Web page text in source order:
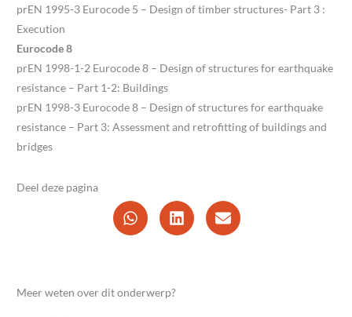
prEN 1995-3 Eurocode 5 – Design of timber structures- Part 3 :
Execution
Eurocode 8
prEN 1998-1-2 Eurocode 8 – Design of structures for earthquake
resistance – Part 1-2: Buildings
prEN 1998-3 Eurocode 8 – Design of structures for earthquake
resistance – Part 3: Assessment and retrofitting of buildings and
bridges
Deel deze pagina
Meer weten over dit onderwerp?